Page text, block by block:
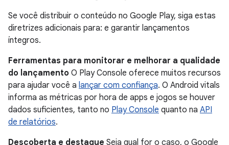
Se você distribuir o conteúdo no Google Play, siga estas
diretrizes adicionais para: e garantir lançamentos
íntegros.
Ferramentas para monitorar e melhorar a qualidade
do lançamento O Play Console oferece muitos recursos
para ajudar você a lançar com confiança. O Android vitals
informa as métricas por hora de apps e jogos se houver
dados suficientes, tanto no Play Console quanto na API
de relatórios.
Descoberta e destaque Seja qual for o caso, o Google